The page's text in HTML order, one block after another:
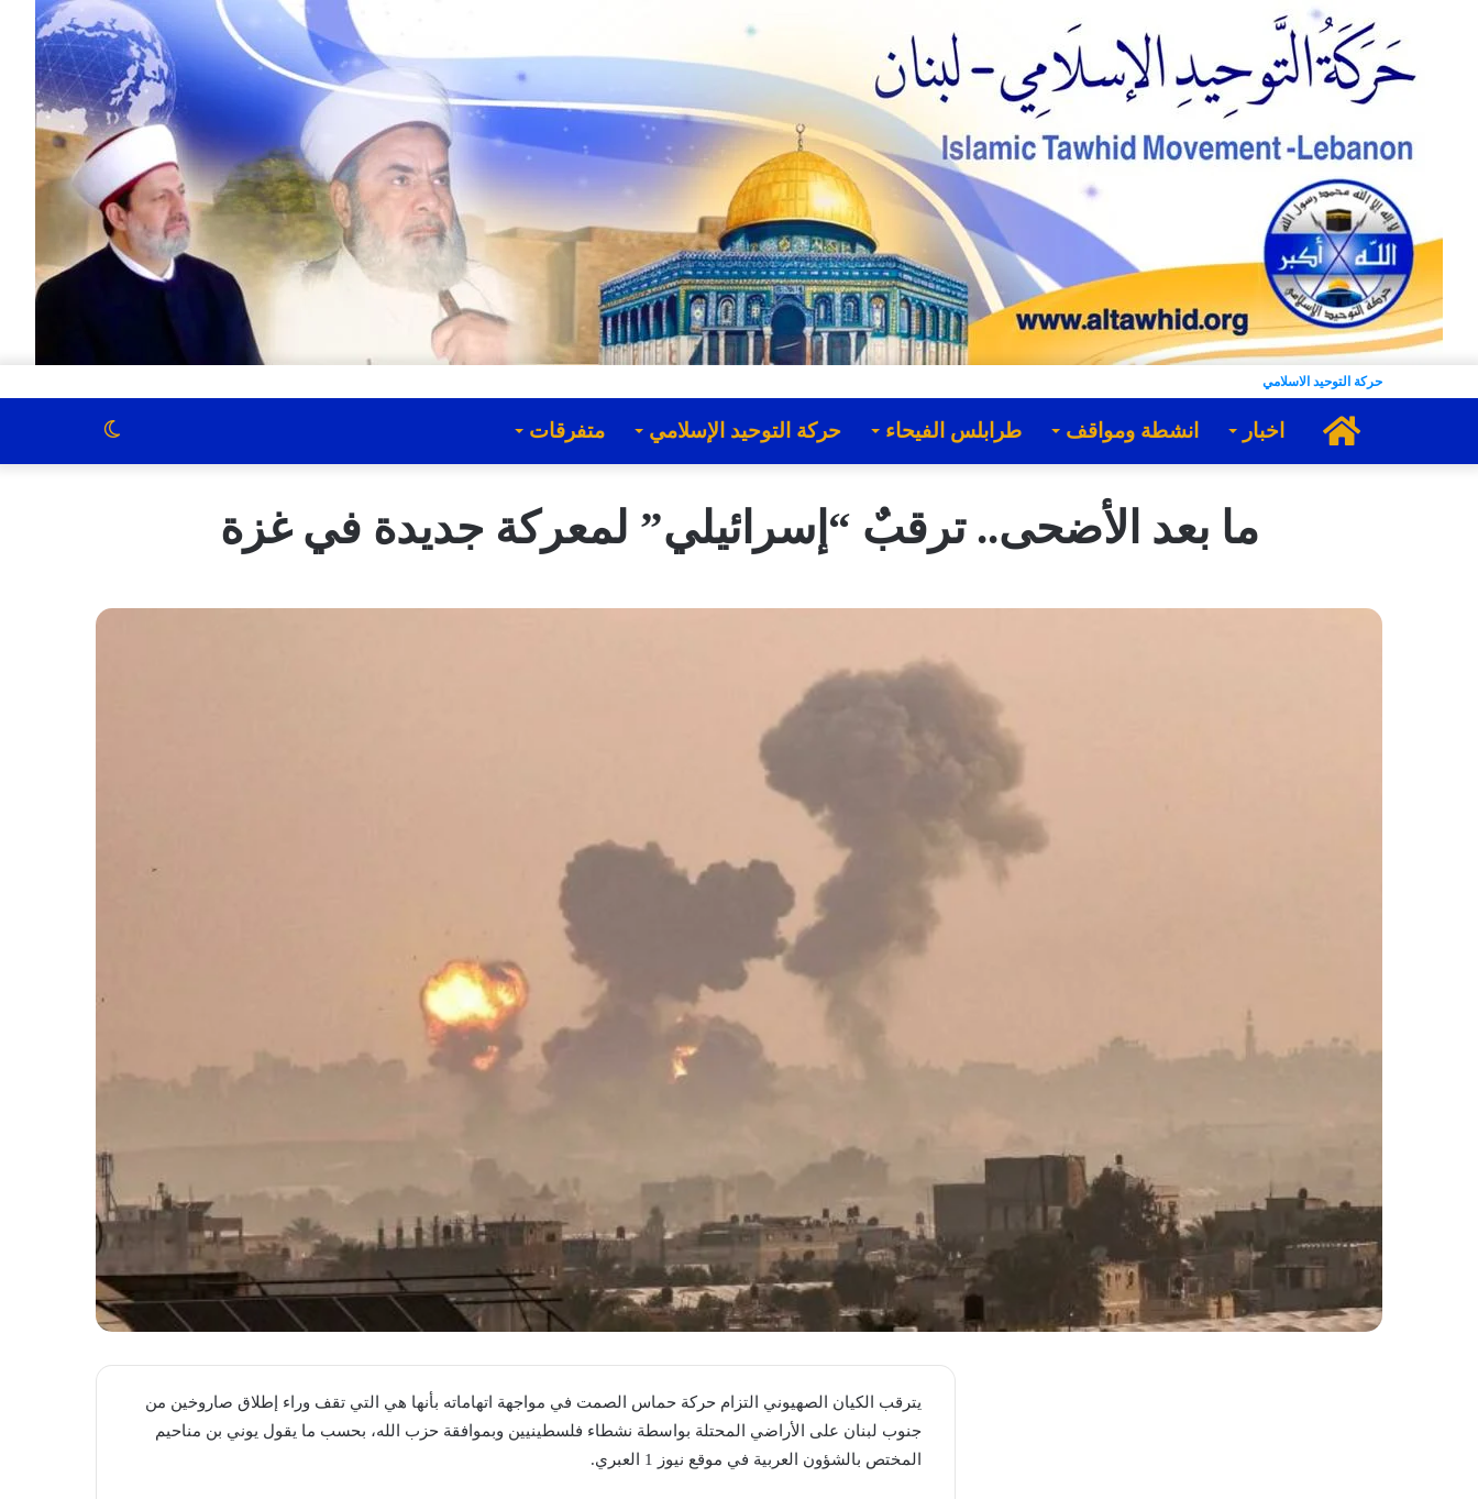
حركة التوحيد الاسلامي
الرئيسية
اخبار انشطة ومواقف طرابلس الفيحاء حركة التوحيد الإسلامي متفرقات الوضع
ما بعد الأضحى.. ترقبٌ “إسرائيلي” لمعركة جديدة في غزة
يترقب الكيان الصهيوني التزام حركة حماس الصمت في مواجهة اتهاماته بأنها هي التي تقف وراء إطلاق صاروخين من
جنوب لبنان على الأراضي المحتلة بواسطة نشطاء فلسطينيين وبموافقة حزب الله، بحسب ما يقول يوني بن مناحيم
المختص بالشؤون العربية في موقع نيوز 1 العبري.